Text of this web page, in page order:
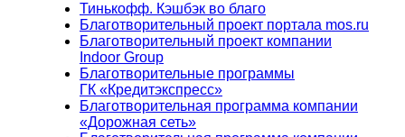
Тинькофф. Кэшбэк во благо
Благотворительный проект портала mos.ru
Благотворительный проект компании
Indoor Group
Благотворительные программы
ГК «Кредитэкспресс»
Благотворительная программа компании
«Дорожная сеть»